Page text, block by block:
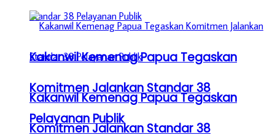
Kakanwil Kemenag Papua Tegaskan
Komitmen Jalankan Standar 38
Pelayanan Publik
Kakanwil Kemenag Papua Tegaskan
Komitmen Jalankan Standar 38